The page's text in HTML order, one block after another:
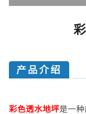
产品介绍
彩色透水地坪是一